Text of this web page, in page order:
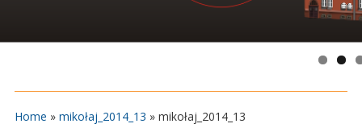
Home » mikołaj_2014_13 » mikołaj_2014_13